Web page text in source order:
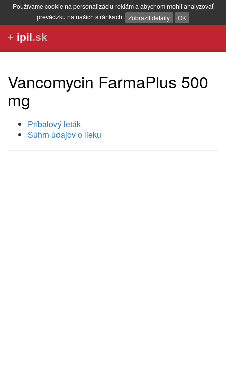
Používame cookie na personalizáciu reklám a abychom mohli analyzovať
prevádzku na našich stránkach. Zobrazit detaily OK
+ ipil.sk
Vancomycin FarmaPlus 500
mg
Príbalový leták
Súhrn údajov o lieku